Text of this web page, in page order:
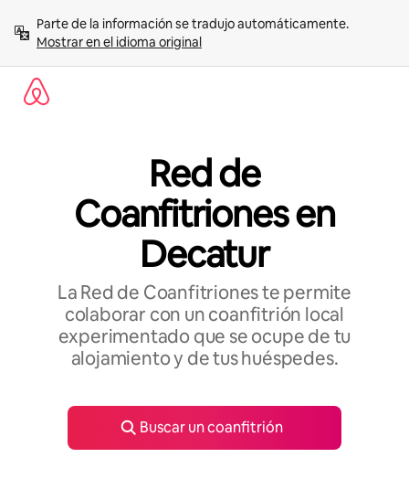
contenidoMostrar en el idioma original
Red de
Coanfitriones en
Decatur
La Red de Coanfitriones te permite
colaborar con un coanfitrión local
experimentado que se ocupe de tu
alojamiento y de tus huéspedes.
Buscar un coanfitrión